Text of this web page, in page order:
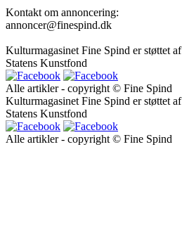
Kontakt om annoncering:
annoncer@finespind.dk
Kulturmagasinet Fine Spind er støttet af
Statens Kunstfond
Alle artikler - copyright © Fine Spind
Kulturmagasinet Fine Spind er støttet af
Statens Kunstfond
Alle artikler - copyright © Fine Spind